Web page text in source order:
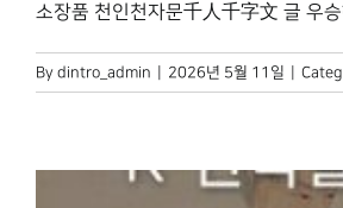
소장품 천인천자문千人千字文 글 우
By dintro_admin 2026년 5월 11일